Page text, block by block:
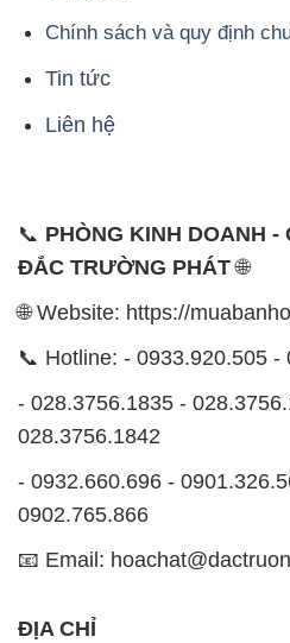
Chính sách và quy định
Tin tức
Liên hệ
📞 PHÒNG KINH DOANH -
ĐẮC TRƯỜNG PHÁT🌐
🌐 Website: https://
📞 Hotline: - 0933.920.505 -
- 028.3756.1835 -
028.3756.1842
- 0932.660.696 -
0902.765.866
📧 Email:
ĐỊA CHỈ